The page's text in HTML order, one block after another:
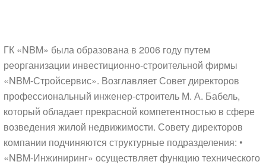
ГК «NBM» была образована в 2006 году путем
реорганизации инвестиционно-строительной фирмы
«NBM-Стройсервис». Возглавляет Совет директоров
профессиональный инженер-строитель М. А. Бабель,
который обладает прекрасной компетентностью в сфере
возведения жилой недвижимости. Совету директоров
компании подчиняются структурные подразделения: •
«NBM-Инжиниринг» осуществляет функцию технического